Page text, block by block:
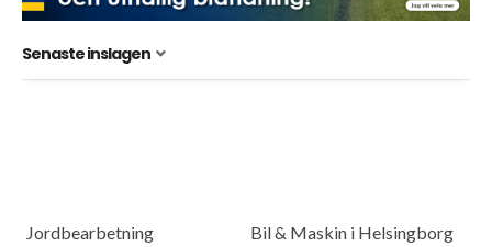
Senaste inslagen
Jordbearbetning Bil & Maskin i Helsingborg